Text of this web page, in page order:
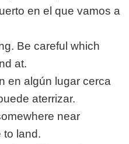
en el que vamos a
Be careful which
at.
en algún lugar cerca
aterrizar.
near
to land.